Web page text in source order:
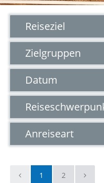
Reiseziel
Zielgruppen
Datum
Anreiseart
1 2